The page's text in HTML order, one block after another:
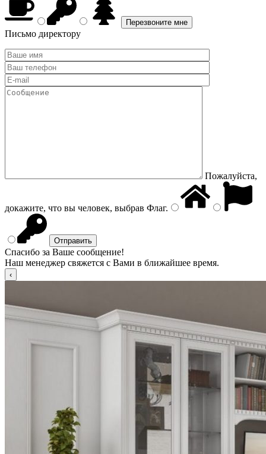
Письмо директору
Пожалуйста,
докажите, что вы человек, выбрав Флаг.
Спасибо за Ваше сообщение!
Наш менеджер свяжется с Вами в ближайшее время.